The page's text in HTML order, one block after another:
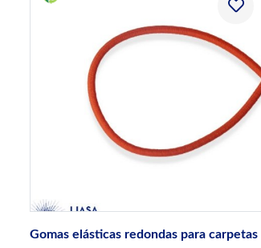
Gomas elásticas redondas para carpetas